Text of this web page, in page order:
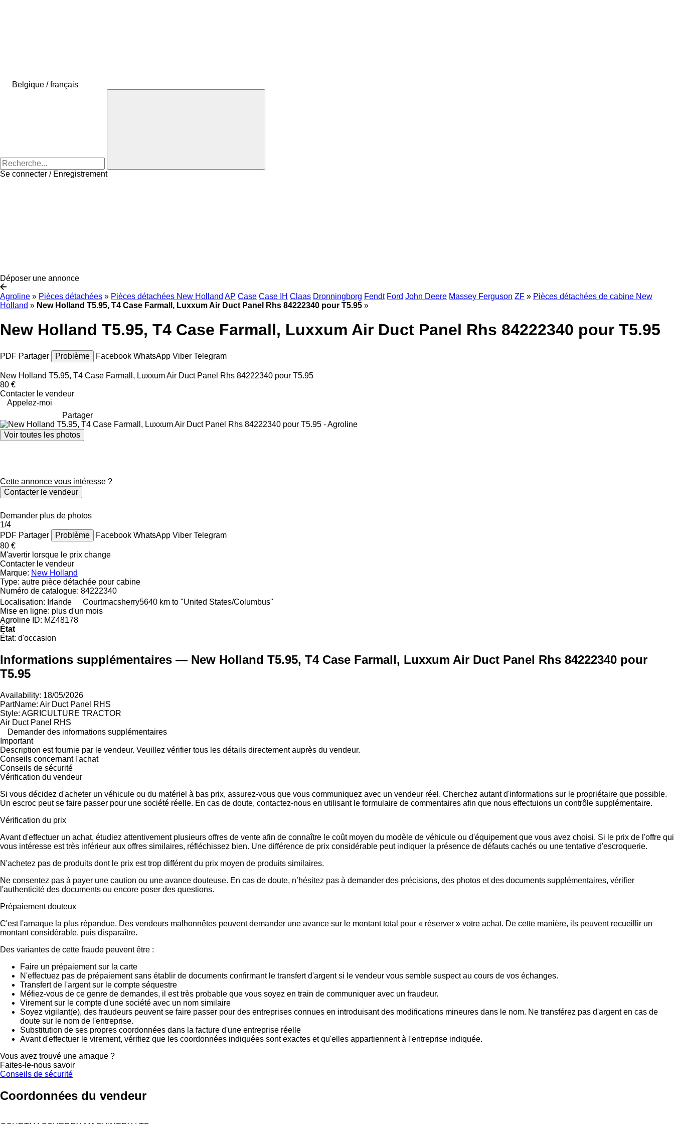
Belgique / français
Se connecter / Enregistrement
Déposer une annonce
Agroline » Pièces détachées » Pièces détachées New Holland AP Case Case IH Claas Dronningborg Fendt Ford John Deere Massey Ferguson ZF » Pièces détachées de cabine New
Holland » New Holland T5.95, T4 Case Farmall, Luxxum Air Duct Panel Rhs 84222340 pour T5.95 »
New Holland T5.95, T4 Case Farmall, Luxxum Air Duct Panel Rhs 84222340 pour T5.95
PDF Partager Problème Facebook WhatsApp Viber Telegram
New Holland T5.95, T4 Case Farmall, Luxxum Air Duct Panel Rhs 84222340 pour T5.95
80 €
Contacter le vendeur
Appelez-moi
Partager
Voir toutes les photos
Cette annonce vous intéresse ?
Contacter le vendeur
Demander plus de photos
1/4
PDF Partager Problème Facebook WhatsApp Viber Telegram
80 €
M'avertir lorsque le prix change
Contacter le vendeur
Marque: New Holland
Type: autre pièce détachée pour cabine
Numéro de catalogue: 84222340
Localisation: Irlande Courtmacsherry5640 km to "United States/Columbus"
Mise en ligne: plus d'un mois
Agroline ID: MZ48178
État
État: d'occasion
Informations supplémentaires — New Holland T5.95, T4 Case Farmall, Luxxum Air Duct Panel Rhs 84222340 pour
T5.95
Availability: 18/05/2026
PartName: Air Duct Panel RHS
Style: AGRICULTURE TRACTOR
Air Duct Panel RHS
Demander des informations supplémentaires
Important
Description est fournie par le vendeur. Veuillez vérifier tous les détails directement auprès du vendeur.
Conseils concernant l'achat
Conseils de sécurité
Vérification du vendeur
Si vous décidez d'acheter un véhicule ou du matériel à bas prix, assurez-vous que vous communiquez avec un vendeur réel. Cherchez autant d'informations sur le propriétaire que possible.
Un escroc peut se faire passer pour une société réelle. En cas de doute, contactez-nous en utilisant le formulaire de commentaires afin que nous effectuions un contrôle supplémentaire.
Vérification du prix
Avant d'effectuer un achat, étudiez attentivement plusieurs offres de vente afin de connaître le coût moyen du modèle de véhicule ou d'équipement que vous avez choisi. Si le prix de l'offre qui
vous intéresse est très inférieur aux offres similaires, réfléchissez bien. Une différence de prix considérable peut indiquer la présence de défauts cachés ou une tentative d'escroquerie.
N'achetez pas de produits dont le prix est trop différent du prix moyen de produits similaires.
Ne consentez pas à payer une caution ou une avance douteuse. En cas de doute, n’hésitez pas à demander des précisions, des photos et des documents supplémentaires, vérifier
l'authenticité des documents ou encore poser des questions.
Prépaiement douteux
C'est l'arnaque la plus répandue. Des vendeurs malhonnêtes peuvent demander une avance sur le montant total pour « réserver » votre achat. De cette manière, ils peuvent recueillir un
montant considérable, puis disparaître.
Des variantes de cette fraude peuvent être :
Faire un prépaiement sur la carte
N'effectuez pas de prépaiement sans établir de documents confirmant le transfert d'argent si le vendeur vous semble suspect au cours de vos échanges.
Transfert de l'argent sur le compte séquestre
Méfiez-vous de ce genre de demandes, il est très probable que vous soyez en train de communiquer avec un fraudeur.
Virement sur le compte d'une société avec un nom similaire
Soyez vigilant(e), des fraudeurs peuvent se faire passer pour des entreprises connues en introduisant des modifications mineures dans le nom. Ne transférez pas d'argent en cas de
doute sur le nom de l'entreprise.
Substitution de ses propres coordonnées dans la facture d'une entreprise réelle
Avant d'effectuer le virement, vérifiez que les coordonnées indiquées sont exactes et qu'elles appartiennent à l'entreprise indiquée.
Vous avez trouvé une arnaque ?
Faites-le-nous savoir
Conseils de sécurité
Coordonnées du vendeur